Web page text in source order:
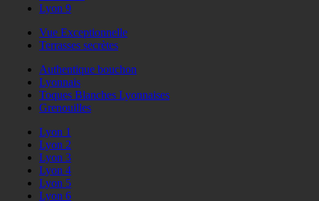
Lyon 9
Vue Exceptionnelle
Terrasses secrètes
Authentique bouchon
Lyonnais
Toques Blanches Lyonnaises
Grenouilles
Lyon 1
Lyon 2
Lyon 3
Lyon 4
Lyon 5
Lyon 6